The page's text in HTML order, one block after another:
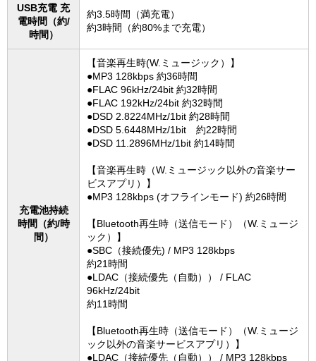
USB充電 充
電時間（約/
時間）
約3.5時間（満充電）
約3時間（約80%まで充電）
充電池持続
時間（約/時
間）
【音楽再生時(W.ミュージック）】
●MP3 128kbps 約36時間
●FLAC 96kHz/24bit 約32時間
●FLAC 192kHz/24bit 約32時間
●DSD 2.8224MHz/1bit 約28時間
●DSD 5.6448MHz/1bit 約22時間
●DSD 11.2896MHz/1bit 約14時間
【音楽再生時（W.ミュージック以外の音楽サー
ビスアプリ）】
●MP3 128kbps (オフラインモード) 約26時間
【Bluetooth再生時（送信モード）（W.ミュージ
ック）】
●SBC（接続優先) / MP3 128kbps
約21時間
●LDAC（接続優先（自動）） / FLAC
96kHz/24bit
約11時間
【Bluetooth再生時（送信モード）（W.ミュージ
ック以外の音楽サービスアプリ）】
●LDAC（接続優先（自動）） / MP3 128kbps